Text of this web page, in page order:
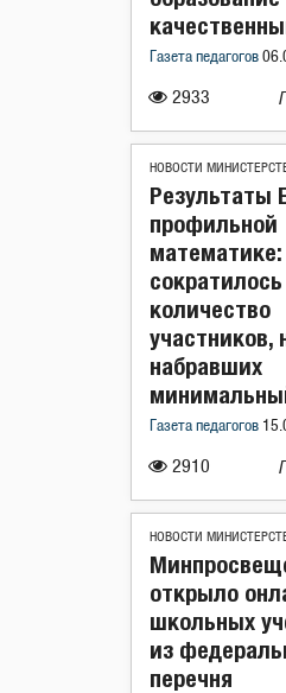
2933
Газета педагогов
НОВОСТИ
2910
Результаты
профильной
математике:
сократилось
количество
участников,
набравших
Газета педагогов
НОВОСТИ
открыло
школьных
из
перечня